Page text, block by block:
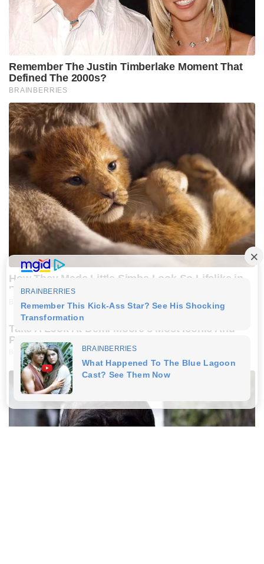
Remember The Justin Timberlake Moment That
Defined The 2000s?
BRAINBERRIES
How They Made Little Simba Look So Lifelike in
'The Lion King'
BRAINBERRIES
Take A Look At Demi Moore's Most Iconic And
Provocative Roles
BRAINBERRIES